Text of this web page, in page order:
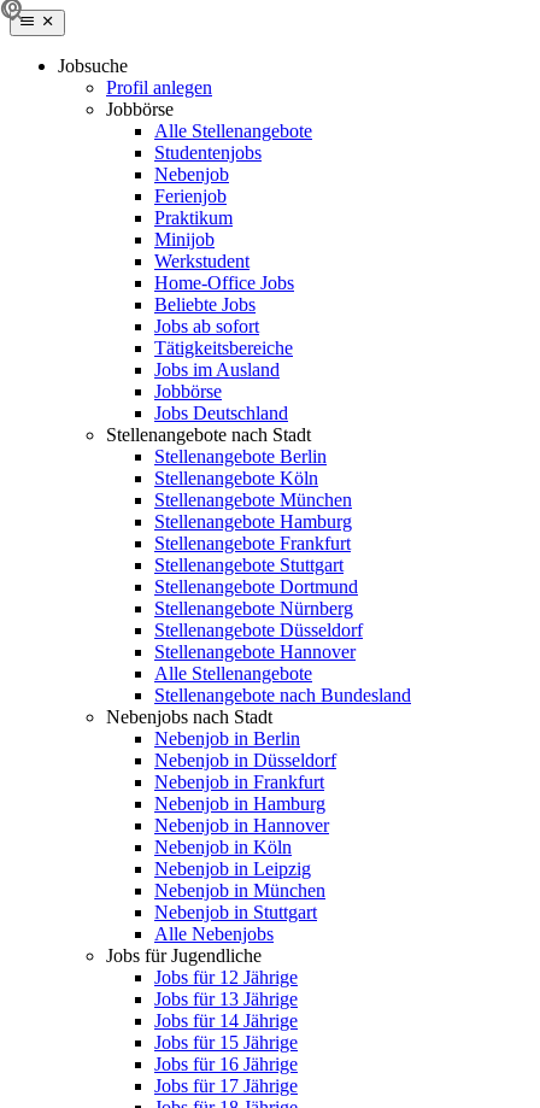
Jobsuche
Profil anlegen
Jobbörse
Alle Stellenangebote
Studentenjobs
Nebenjob
Ferienjob
Praktikum
Minijob
Werkstudent
Home-Office Jobs
Beliebte Jobs
Jobs ab sofort
Tätigkeitsbereiche
Jobs im Ausland
Jobbörse
Jobs Deutschland
Stellenangebote nach Stadt
Stellenangebote Berlin
Stellenangebote Köln
Stellenangebote München
Stellenangebote Hamburg
Stellenangebote Frankfurt
Stellenangebote Stuttgart
Stellenangebote Dortmund
Stellenangebote Nürnberg
Stellenangebote Düsseldorf
Stellenangebote Hannover
Alle Stellenangebote
Stellenangebote nach Bundesland
Nebenjobs nach Stadt
Nebenjob in Berlin
Nebenjob in Düsseldorf
Nebenjob in Frankfurt
Nebenjob in Hamburg
Nebenjob in Hannover
Nebenjob in Köln
Nebenjob in Leipzig
Nebenjob in München
Nebenjob in Stuttgart
Alle Nebenjobs
Jobs für Jugendliche
Jobs für 12 Jährige
Jobs für 13 Jährige
Jobs für 14 Jährige
Jobs für 15 Jährige
Jobs für 16 Jährige
Jobs für 17 Jährige